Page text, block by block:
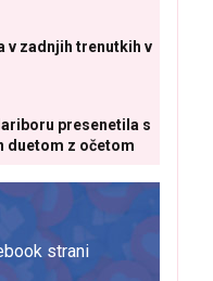
v zadnjih trenutkih v
presenetila s
duetom z očetom
strani